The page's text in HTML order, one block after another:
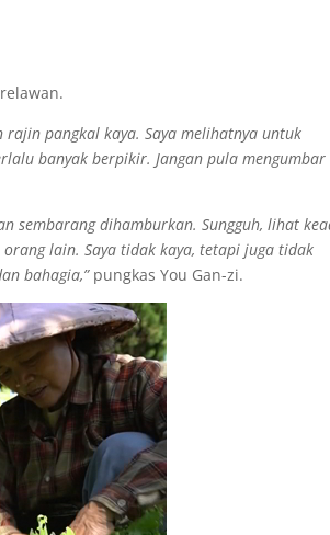
rajin pangkal kaya. Saya melihatnya untuk
banyak berpikir. Jangan pula mengumbar
sembarang dihamburkan. Sungguh, lihat
lain. Saya tidak kaya, tetapi juga tidak
bahagia,”pungkas You Gan-zi.